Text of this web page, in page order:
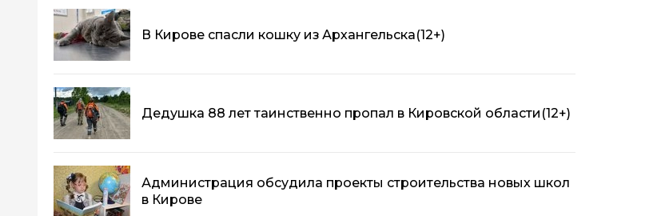
В Кирове спасли кошку из Архангельска(12+)
Дедушка 88 лет таинственно пропал в Кировской области (12+)
Администрация обсудила проекты строительства новых школ
в Кирове